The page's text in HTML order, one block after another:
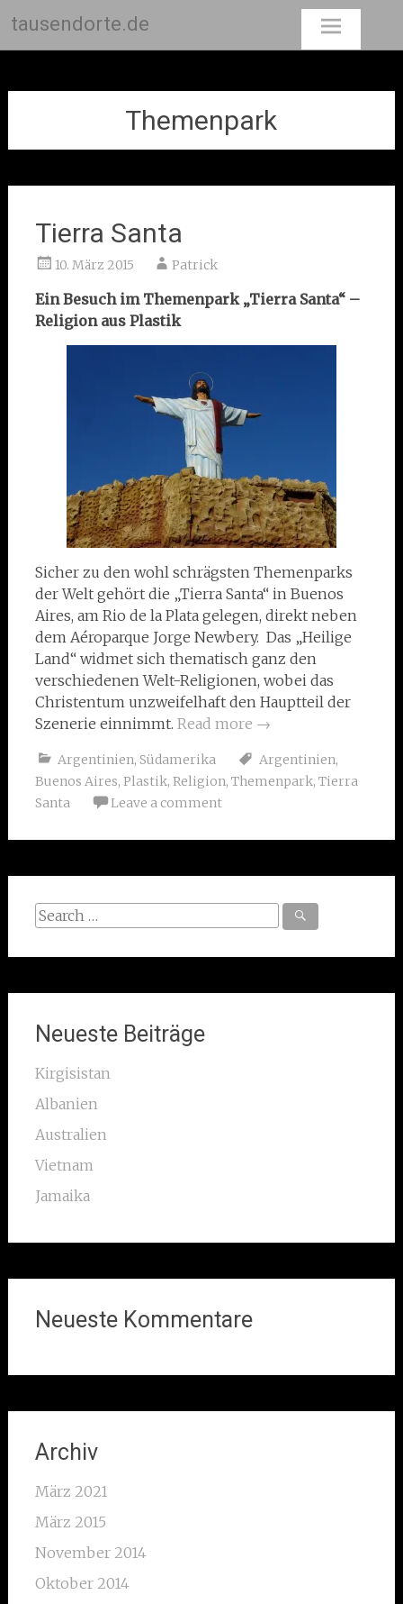
tausendorte.de
Themenpark
Tierra Santa
10. März 2015 Patrick
Ein Besuch im Themenpark „Tierra Santa“ –
Religion aus Plastik
Sicher zu den wohl schrägsten Themenparks
der Welt gehört die „Tierra Santa“ in Buenos
Aires, am Rio de la Plata gelegen, direkt neben
dem Aéroparque Jorge Newbery. Das „Heilige
Land“ widmet sich thematisch ganz den
verschiedenen Welt-Religionen, wobei das
Christentum unzweifelhaft den Hauptteil der
Szenerie einnimmt. Read more →
Argentinien, Südamerika Argentinien,
Buenos Aires, Plastik, Religion, Themenpark, Tierra
Santa
Leave a comment
Search
Neueste Beiträge
Kirgisistan
Albanien
Australien
Vietnam
Jamaika
Neueste Kommentare
Archiv
März 2021
März 2015
November 2014
Oktober 2014